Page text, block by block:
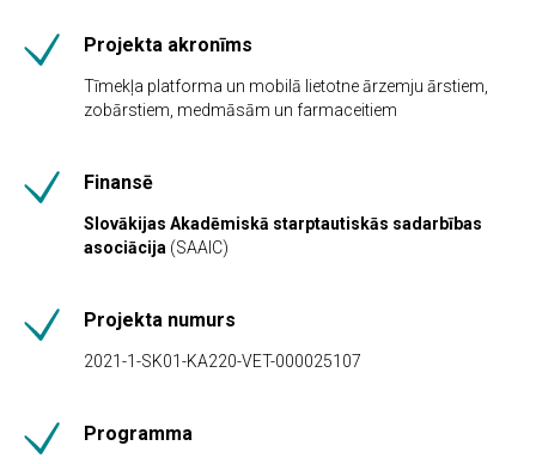
Projekta akronīms
Tīmekļa platforma un mobilā lietotne ārzemju ārstiem,
zobārstiem, medmāsām un farmaceitiem
Finansē
Slovākijas Akadēmiskā starptautiskās sadarbības
asociācija (SAAIC)
Projekta numurs
2021-1-SK01-KA220-VET-000025107
Programma